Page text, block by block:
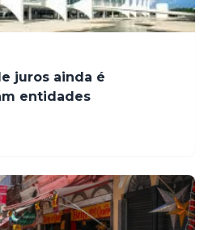
juros ainda é
entidades